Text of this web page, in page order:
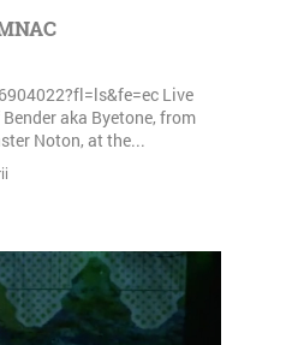
Live
aka Byetone, from
Noton, at the...